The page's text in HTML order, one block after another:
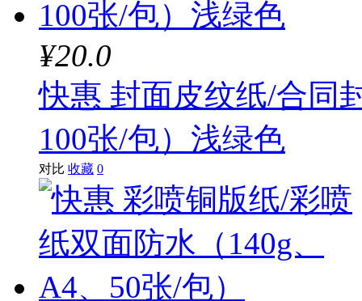
¥20.0
快惠 封面皮纹纸/合同
100张/包）浅绿色
对比 收藏 0